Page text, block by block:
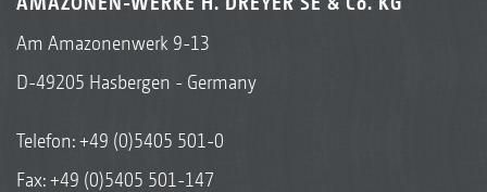
Am Amazonenwerk 9-13
D-49205 Hasbergen - Germany
Telefon:+49 (0)5405 501-0
Fax: +49 (0)5405 501-147